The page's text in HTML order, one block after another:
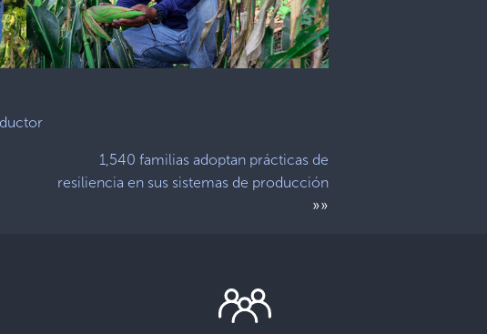
1,540 familias adoptan prácticas de
resiliencia en sus sistemas de producción
»»